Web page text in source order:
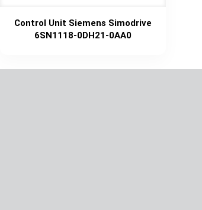
Control Unit Siemens Simodrive
6SN1118-0DH21-0AA0